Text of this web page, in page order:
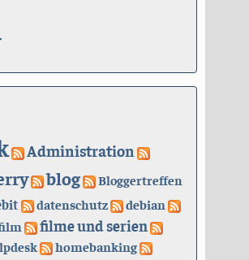
Administration
blog Bloggertreffen
datenschutz
debian
filme und serien
homebanking